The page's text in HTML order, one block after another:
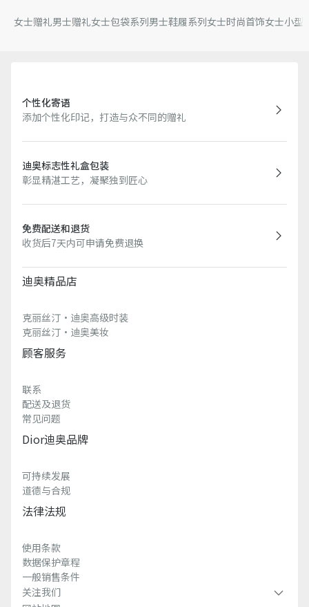
女士赠礼男士赠礼女士包袋系列男士鞋履系列女士时尚首饰女士小型
个性化寄语
添加个性化印记，打造与众不同的赠礼
迪奥标志性礼盒包装
彰显精湛工艺，凝聚独到匠心
免费配送和退货
收货后7天内可申请免费退换
迪奥精品店
克丽丝汀·迪奥高级时装
克丽丝汀·迪奥美妆
顾客服务
联系
配送及退货
常见问题
Dior迪奥品牌
可持续发展
道德与合规
法律法规
使用条款
数据保护章程
一般销售条件
关注我们